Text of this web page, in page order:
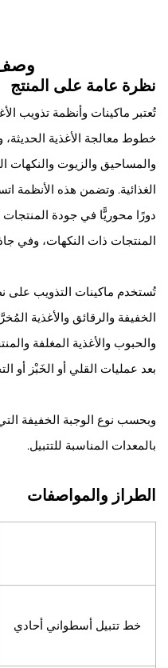
وصف
نظرة عامة على المنتج
تُعتبر ماكينات وأنظمة تذويب
خطوط معالجة الأغذية
والمساحيق والزيوت والنكهات
الغذائية. وتضمن هذه الأنظمة
دورًا محوريًّا في جودة المنتجات
المنتجات ذات النكهات، وفي
تُستخدم ماكينات التذويب على
الخفيفة والرقائق والأغذية
والحبوب والأغذية المغلفة
بعد عمليات القلي أو الخَبْز أو
وبحسب نوع الوجبة الخفيفة
بالمعدات المناسبة للتتبيل.
الطراز والمواصفات
خط تتبيل أسطواني أحادي